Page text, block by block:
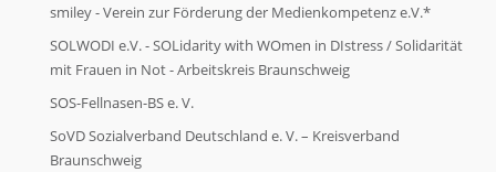
smiley - Verein zur Förderung der Medienkompetenz e.V.*
SOLWODI e.V. - SOLidarity with WOmen in DIstress / Solidarität
mit Frauen in Not - Arbeitskreis Braunschweig
SOS-Fellnasen-BS e. V.
SoVD Sozialverband Deutschland e. V. – Kreisverband
Braunschweig